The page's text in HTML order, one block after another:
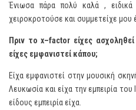
Ένιωσα πάρα πολύ καλά ,
χειροκροτούσε και συμμετείχε μου
Πριν τοx–factor είχες
είχες εμφανιστεί κάπου;
Είχα εμφανιστεί στην μουσική
Λευκωσία και είχα την εμπειρία
είδους εμπειρία είχα.